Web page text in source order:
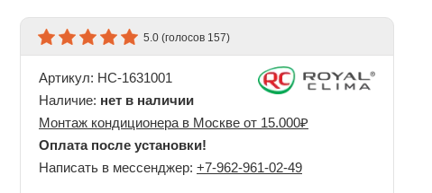
5.0 (голосов 157)
Артикул: НС-1631001
Наличие: нет в наличии
Монтаж кондиционера в Москве от 15.000₽
Оплата после установки!
Написать в мессенджер: +7-962-961-02-49